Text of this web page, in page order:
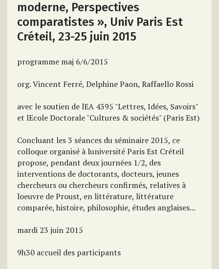
moderne, Perspectives
comparatistes », Univ Paris Est
Créteil, 23-25 juin 2015
programme maj 6/6/2015
org. Vincent Ferré, Delphine Paon, Raffaello Rossi
avec le soutien de lEA 4395 "Lettres, Idées, Savoirs"
et lEcole Doctorale "Cultures & sociétés" (Paris Est)
Concluant les 3 séances du séminaire 2015, ce
colloque organisé à luniversité Paris Est Créteil
propose, pendant deux journées 1/2, des
interventions de doctorants, docteurs, jeunes
chercheurs ou chercheurs confirmés, relatives à
loeuvre de Proust, en littérature, littérature
comparée, histoire, philosophie, études anglaises...
mardi 23 juin 2015
9h30 accueil des participants